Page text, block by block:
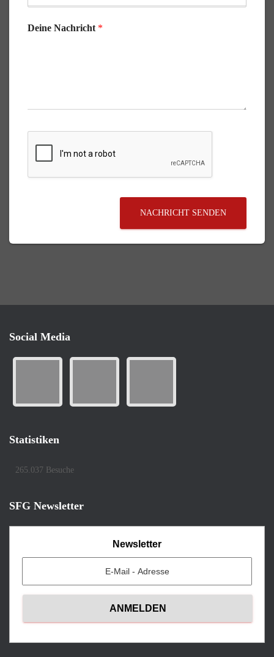
Deine Nachricht *
NACHRICHT SENDEN
Social Media
Statistiken
265.037 Besuche
SFG Newsletter
Newsletter